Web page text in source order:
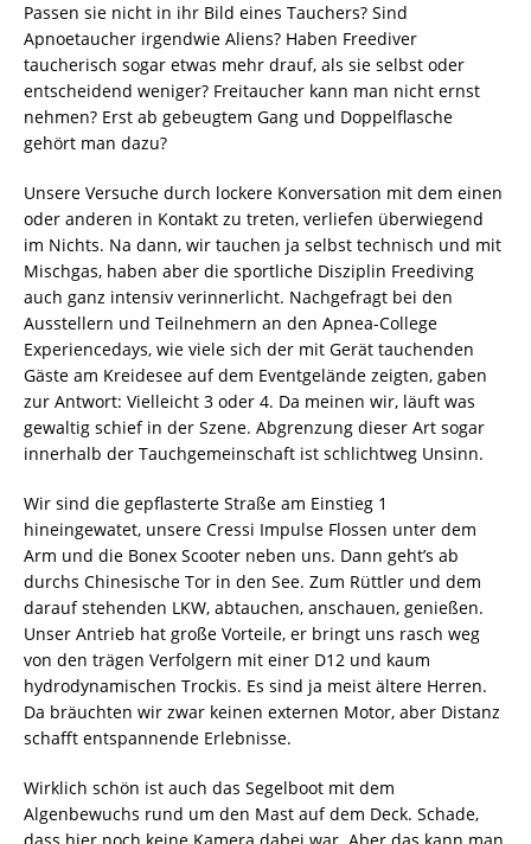
Passen sie nicht in ihr Bild eines Tauchers? Sind
Apnoetaucher irgendwie Aliens? Haben Freediver
taucherisch sogar etwas mehr drauf, als sie selbst oder
entscheidend weniger? Freitaucher kann man nicht ernst
nehmen? Erst ab gebeugtem Gang und Doppelflasche
gehört man dazu?
Unsere Versuche durch lockere Konversation mit dem einen
oder anderen in Kontakt zu treten, verliefen überwiegend
im Nichts. Na dann, wir tauchen ja selbst technisch und mit
Mischgas, haben aber die sportliche Disziplin Freediving
auch ganz intensiv verinnerlicht. Nachgefragt bei den
Ausstellern und Teilnehmern an den Apnea-College
Experiencedays, wie viele sich der mit Gerät tauchenden
Gäste am Kreidesee auf dem Eventgelände zeigten, gaben
zur Antwort: Vielleicht 3 oder 4. Da meinen wir, läuft was
gewaltig schief in der Szene. Abgrenzung dieser Art sogar
innerhalb der Tauchgemeinschaft ist schlichtweg Unsinn.
Wir sind die gepflasterte Straße am Einstieg 1
hineingewatet, unsere Cressi Impulse Flossen unter dem
Arm und die Bonex Scooter neben uns. Dann geht’s ab
durchs Chinesische Tor in den See. Zum Rüttler und dem
darauf stehenden LKW, abtauchen, anschauen, genießen.
Unser Antrieb hat große Vorteile, er bringt uns rasch weg
von den trägen Verfolgern mit einer D12 und kaum
hydrodynamischen Trockis. Es sind ja meist ältere Herren.
Da bräuchten wir zwar keinen externen Motor, aber Distanz
schafft entspannende Erlebnisse.
Wirklich schön ist auch das Segelboot mit dem
Algenbewuchs rund um den Mast auf dem Deck. Schade,